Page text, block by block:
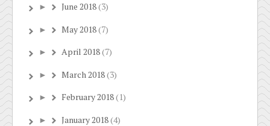
► June 2018(3)
► May 2018(7)
► April 2018(7)
► March 2018(3)
► February 2018(1)
► January 2018(4)